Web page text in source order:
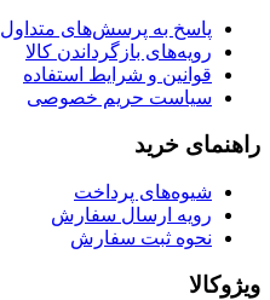
پاسخ به پرسش‌های متداول
رویه‌های بازگرداندن کالا
قوانین و شرایط استفاده
سیاست حریم خصوصی
راهنمای خرید
شیوه‌های پرداخت
رویه ارسال سفارش
نحوه ثبت سفارش
ویژوکالا